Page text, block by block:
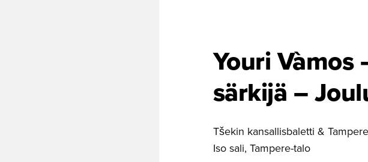
Youri
särkijä –
Tšekin kansallisbaletti &
Iso sali, Tampere-talo